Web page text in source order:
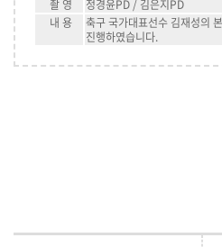
촬 영
정경윤PD / 김은지PD
내 용
축구 국가대표선수 김재성의
진행하였습니다.